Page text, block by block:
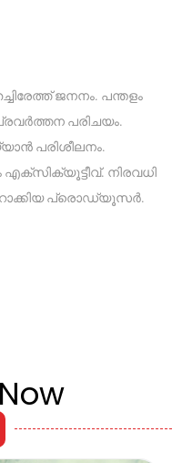
ജനനം. പന്തളം
പരിചയം.
പരിശീലനം.
നിരവധി
പ്രൊഡ്യൂസർ.